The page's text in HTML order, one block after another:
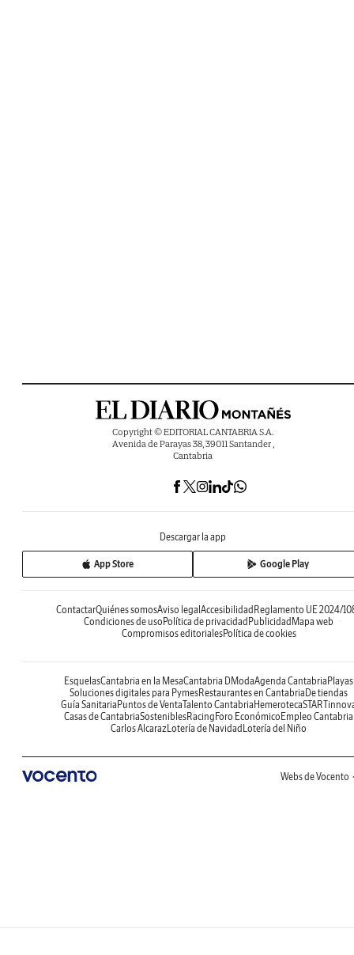
Copyright © EDITORIAL CANTABRIA S.A.
Avenida de Parayas 38, 39011 Santander ,
Cantabria
Descargar la app
App Store Google Play
ContactarQuiénes somosAviso legalAccesibilidadReglamento UE 2024/
Condiciones de usoPolítica de privacidadPublicidadMapa web
Compromisos editorialesPolítica de cookies
EsquelasCantabria en la MesaCantabria DModaAgenda CantabriaPlayas
Soluciones digitales para PymesRestaurantes en CantabriaDe tiendas
Guía SanitariaPuntos de VentaTalento CantabriaHemeroteca
Casas de CantabriaSosteniblesRacingForo EconómicoEmpleo Cantabria
Carlos AlcarazLotería de NavidadLotería del Niño
Webs de Vocento